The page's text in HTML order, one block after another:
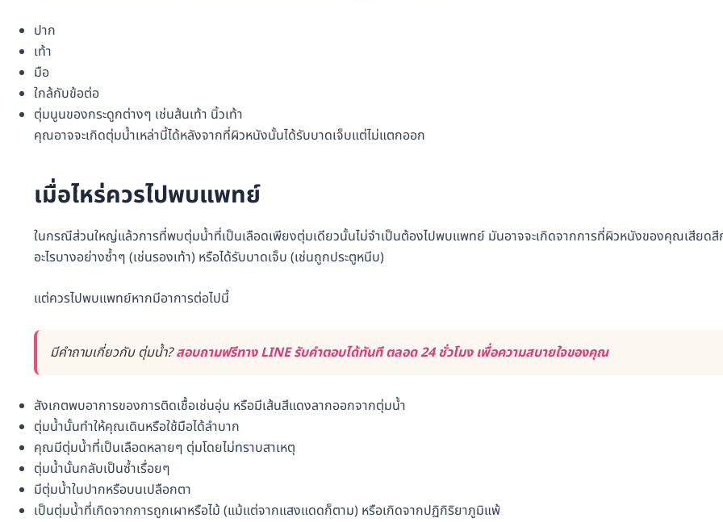
ปาก
เท้า
มือ
ใกล้กับข้อต่อ
ตุ่มนูนของกระดูกต่างๆ เช่นส้นเท้า นิ้วเท้า
คุณอาจจะเกิดตุ่มน้ำเหล่านี้ได้หลังจากที่ผิวหนังนั้นได้รับบาดเจ็บแต่ไม่แตกออก
เมื่อไหร่ควรไปพบแพทย์
ในกรณีส่วนใหญ่แล้วการที่พบตุ่มน้ำที่เป็นเลือดเพียงตุ่มเดียวนั้นไม่จำเป็นต้องไปพบแพทย์ มันอาจจะเกิดจากการที่ผิวหนังของคุณเสียด
อะไรบางอย่างซ้ำๆ (เช่นรองเท้า) หรือได้รับบาดเจ็บ (เช่นถูกประตูหนีบ)
แต่ควรไปพบแพทย์หากมีอาการต่อไปนี้
มีคำถามเกี่ยวกับ ตุ่มน้ำ?สอบถามฟรีทาง LINE รับคำตอบได้ทันที ตลอด 24 ชั่วโมง เพื่อความสบายใจของคุณ
สังเกตพบอาการของการติดเชื้อเช่นอุ่น หรือมีเส้นสีแดงลากออกจากตุ่มน้ำ
ตุ่มน้ำนั้นทำให้คุณเดินหรือใช้มือได้ลำบาก
คุณมีตุ่มน้ำที่เป็นเลือดหลายๆ ตุ่มโดยไม่ทราบสาเหตุ
ตุ่มน้ำนั้นกลับเป็นซ้ำเรื่อยๆ
มีตุ่มน้ำในปากหรือบนเปลือกตา
เป็นตุ่มน้ำที่เกิดจากการถูกเผาหรือไม้ (แม้แต่จากแสงแดดก็ตาม) หรือเกิดจากปฏิกิริยาภูมิแพ้